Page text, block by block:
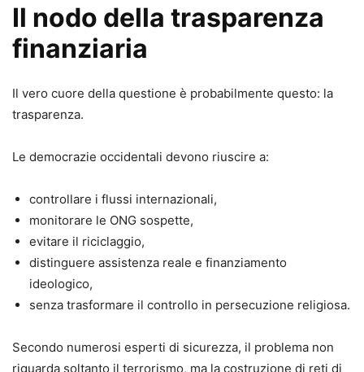
Il nodo della trasparenza
finanziaria
Il vero cuore della questione è probabilmente questo: la
trasparenza.
Le democrazie occidentali devono riuscire a:
controllare i flussi internazionali,
monitorare le ONG sospette,
evitare il riciclaggio,
distinguere assistenza reale e finanziamento
ideologico,
senza trasformare il controllo in persecuzione religiosa.
Secondo numerosi esperti di sicurezza, il problema non
riguarda soltanto il terrorismo, ma la costruzione di reti di